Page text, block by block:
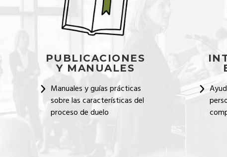
PUBLICACIONES
Y MANUALES
Manuales y guías prácticas
sobre las características del
proceso de duelo